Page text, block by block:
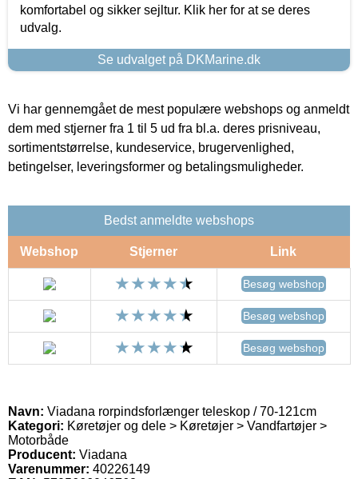
komfortabel og sikker sejltur. Klik her for at se deres
udvalg.
Se udvalget på DKMarine.dk
Vi har gennemgået de mest populære webshops og anmeldt
dem med stjerner fra 1 til 5 ud fra bl.a. deres prisniveau,
sortimentstørrelse, kundeservice, brugervenlighed,
betingelser, leveringsformer og betalingsmuligheder.
Bedst anmeldte webshops
Webshop Stjerner Link
Besøg webshop
Besøg webshop
Besøg webshop
Navn: Viadana rorpindsforlænger teleskop / 70-121cm
Kategori: Køretøjer og dele > Køretøjer > Vandfartøjer >
Motorbåde
Producent: Viadana
Varenummer: 40226149